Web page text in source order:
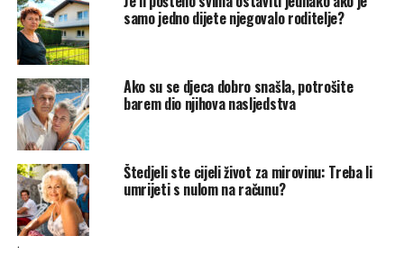
samo jedno dijete njegovalo roditelje?
Ako su se djeca dobro snašla, potrošite
barem dio njihova nasljedstva
Štedjeli ste cijeli život za mirovinu: Treba li
umrijeti s nulom na računu?
.